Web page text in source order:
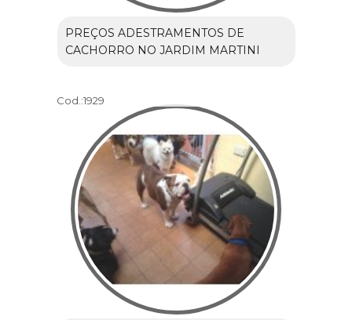
PREÇOS ADESTRAMENTOS DE
CACHORRO NO JARDIM MARTINI
Cod.:1929